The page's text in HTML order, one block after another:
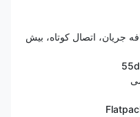
جریان، اتصال کوتاه، بیش